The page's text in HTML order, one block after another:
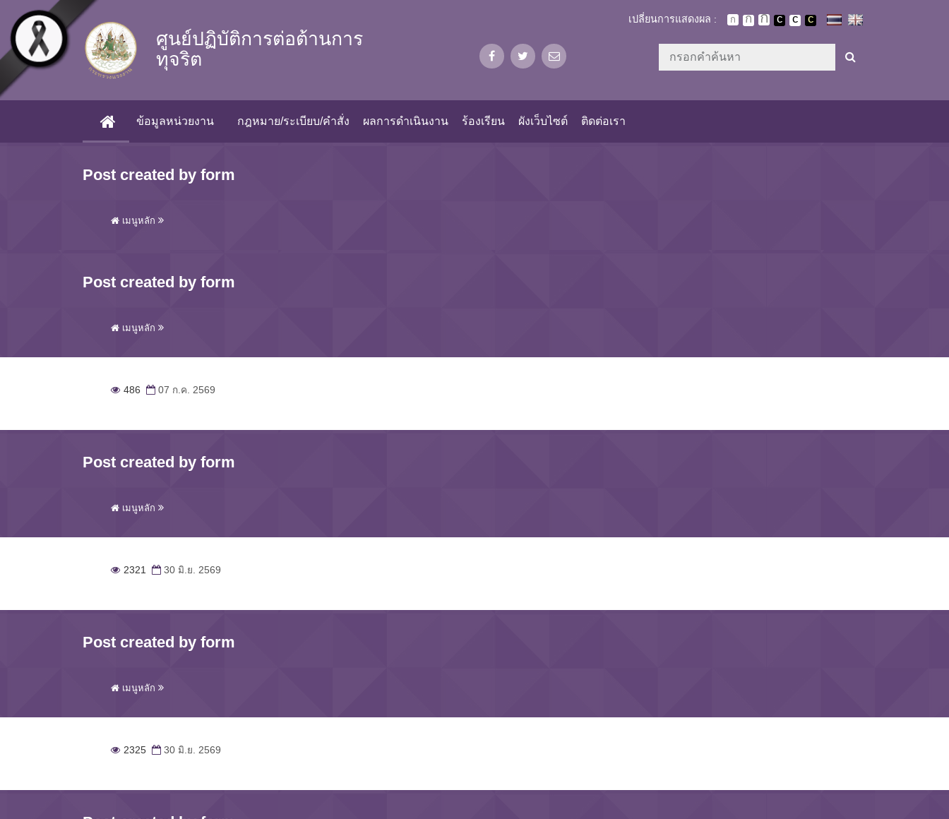
Skip to main content
ศูนย์ปฏิบัติการต่อต้านการ
ทุจริต
เปลี่ยนการแสดงผล :
(CURRENT)
ข้อมูลหน่วยงาน กฎหมาย/ระเบียบ/คำสั่ง ผลการดำเนินงาน ร้องเรียน ผังเว็บไซต์ ติดต่อเรา
Post created by form
เมนูหลัก
Post created by form
เมนูหลัก
486 07 ก.ค. 2569
Post created by form
เมนูหลัก
2321 30 มิ.ย. 2569
Post created by form
เมนูหลัก
2325 30 มิ.ย. 2569